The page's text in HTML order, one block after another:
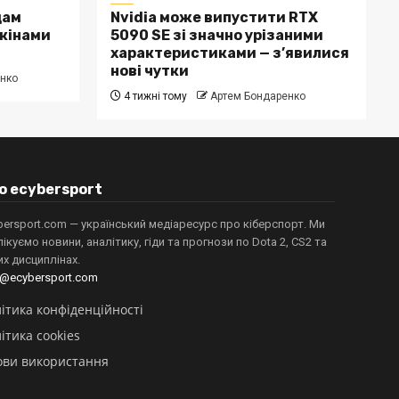
Nvidia може випустити RTX
5090 SE зі значно урізаними
характеристиками — з’явилися
нові чутки
4 тижні тому Артем Бондаренко
ecybersport
— український медіаресурс про кіберспорт. Ми
новини, аналітику, гіди та прогнози по Dota 2, CS2 та
дисциплінах.
конфіденційності
cookies
використання